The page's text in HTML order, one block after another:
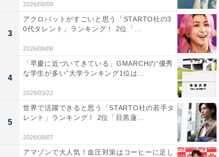
1位：上川大雪（かみかわたいせつ）／60票
北海道上川町にある酒蔵の銘柄で、比較的新しい酒蔵な
がら、北海道の最高峰である大雪山の麓という最高のロ
ケーションと水質で造られています。その清らかで高品
質な味わいと、雪国ならではの酒造りへのこだわりが、
2026/08/09
3
アクロバットがすごいと思う「STARTO社の3
0代タレント」ランキング！ 2位「...
2026/08/08
4
「早慶に近づいてきている」GMARCHの“優秀
な学生が多い”大学ランキング1位は...
2026/03/22
5
世界で活躍できると思う「STARTO社の若手タ
レント」ランキング！ 2位「目黒蓮...
2026/08/07
アマゾンで大人気！血圧対策はコーヒーに足し